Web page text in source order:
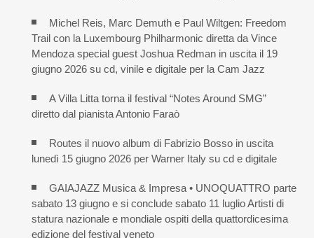
Michel Reis, Marc Demuth e Paul Wiltgen: Freedom
Trail con la Luxembourg Philharmonic diretta da Vince
Mendoza special guest Joshua Redman in uscita il 19
giugno 2026 su cd, vinile e digitale per la Cam Jazz
A Villa Litta torna il festival “Notes Around SMG”
diretto dal pianista Antonio Faraò
Routes il nuovo album di Fabrizio Bosso in uscita
lunedì 15 giugno 2026 per Warner Italy su cd e digitale
GAIAJAZZ Musica & Impresa • UNOQUATTRO parte
sabato 13 giugno e si conclude sabato 11 luglio Artisti di
statura nazionale e mondiale ospiti della quattordicesima
edizione del festival veneto